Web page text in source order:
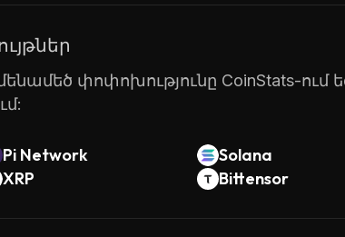
փոփոխությունը CoinStats-ում
Pi Network Solana
XRP Bittensor